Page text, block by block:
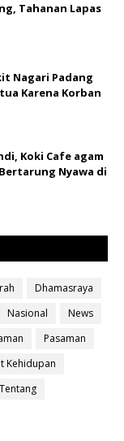
Tahanan Lapas
Nagari Padang
Karena Korban
Koki Cafe agam
Nyawa di
Dhamasraya
Nasional
News
Pasaman
Kehidupan
Tentang